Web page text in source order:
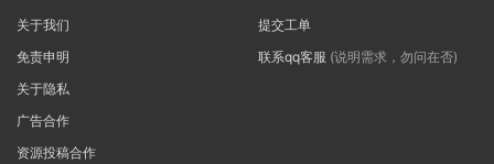
关于我们
免责申明
关于隐私
广告合作
资源投稿合作
提交工单
联系qq客服 (说明需求，勿问在否)